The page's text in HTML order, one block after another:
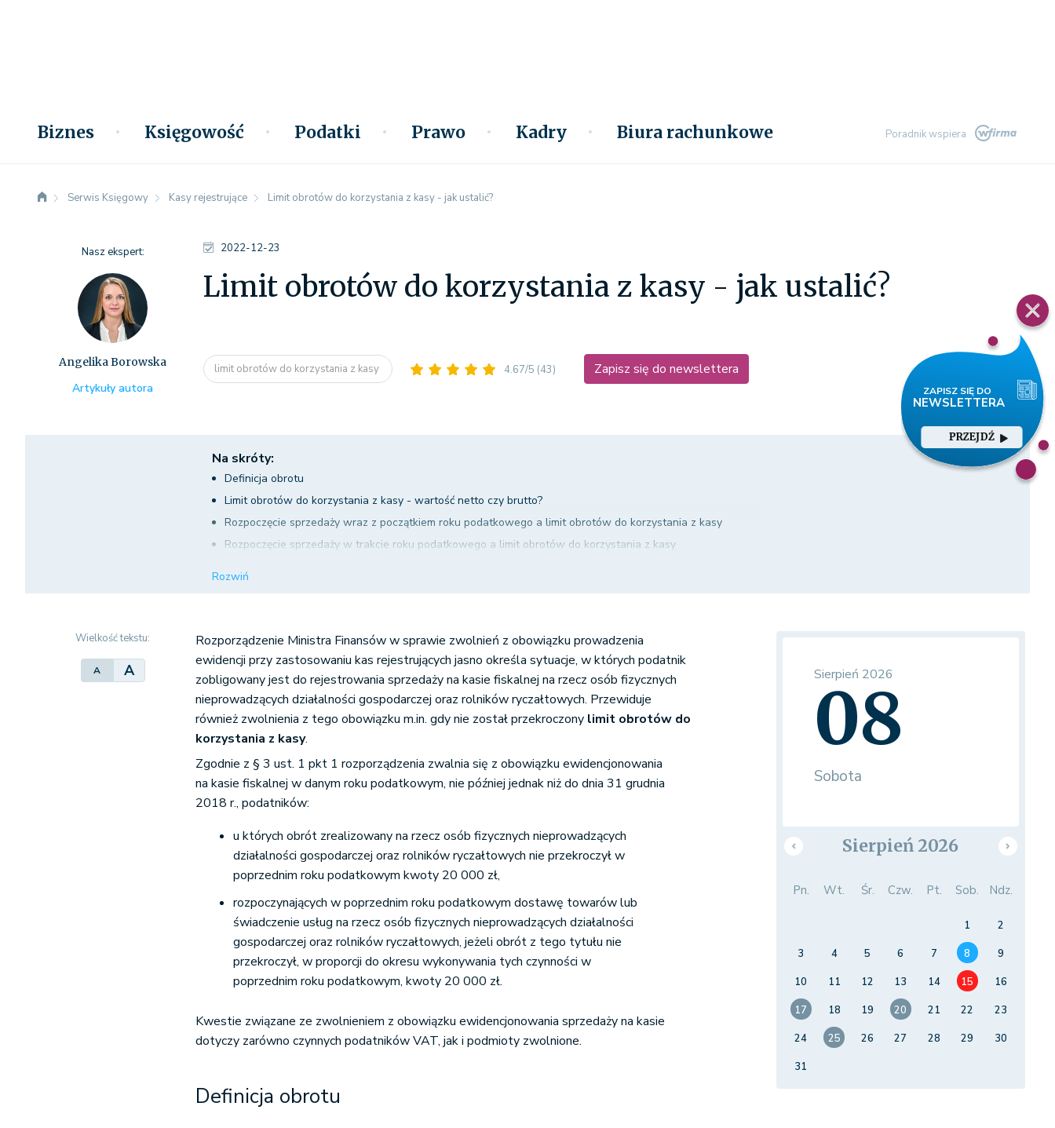
Biznes Księgowość Podatki Prawo Kadry Biura rachunkowe Poradnik wspiera
PRZEJDŹ
Serwis Księgowy Kasy rejestrujące Limit obrotów do korzystania z kasy - jak ustalić?
2022-12-23
Limit obrotów do korzystania z kasy - jak ustalić?
limit obrotów do korzystania z kasy 4.67/5 (43) Zapisz się do newslettera
Nasz ekspert:
Angelika Borowska
Artykuły autora
Na skróty:
Definicja obrotu
Limit obrotów do korzystania z kasy - wartość netto czy brutto?
Rozpoczęcie sprzedaży wraz z początkiem roku podatkowego a limit obrotów do korzystania z kasy
Rozpoczęcie sprzedaży w trakcie roku podatkowego a limit obrotów do korzystania z kasy
Rozwiń
Wielkość tekstu:
A A
Rozporządzenie Ministra Finansów w sprawie zwolnień z obowiązku prowadzenia
ewidencji przy zastosowaniu kas rejestrujących jasno określa sytuacje, w których podatnik
zobligowany jest do rejestrowania sprzedaży na kasie fiskalnej na rzecz osób fizycznych
nieprowadzących działalności gospodarczej oraz rolników ryczałtowych. Przewiduje
również zwolnienia z tego obowiązku m.in. gdy nie został przekroczony limit obrotów do
korzystania z kasy.
Zgodnie z § 3 ust. 1 pkt 1 rozporządzenia zwalnia się z obowiązku ewidencjonowania
na kasie fiskalnej w danym roku podatkowym, nie później jednak niż do dnia 31 grudnia
2018 r., podatników:
u których obrót zrealizowany na rzecz osób fizycznych nieprowadzących
działalności gospodarczej oraz rolników ryczałtowych nie przekroczył w
poprzednim roku podatkowym kwoty 20 000 zł,
rozpoczynających w poprzednim roku podatkowym dostawę towarów lub
świadczenie usług na rzecz osób fizycznych nieprowadzących działalności
gospodarczej oraz rolników ryczałtowych, jeżeli obrót z tego tytułu nie
przekroczył, w proporcji do okresu wykonywania tych czynności w
poprzednim roku podatkowym, kwoty 20 000 zł.
Kwestie związane ze zwolnieniem z obowiązku ewidencjonowania sprzedaży na kasie
dotyczy zarówno czynnych podatników VAT, jak i podmioty zwolnione.
Definicja obrotu
Sierpień 2026
08
Sobota
Sierpień 2026
Pn. Wt. Śr. Czw. Pt. Sob. Ndz.
1
2
3
4 5 6 7 8
9
10
11 12 13 14 15
16
17
18 19 20 21 22
23
24
25 26 27 28 29
30
31